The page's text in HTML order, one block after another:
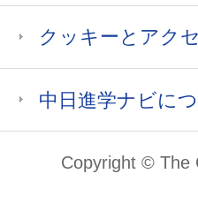
クッキーとアク
中日進学ナビに
Copyright © The